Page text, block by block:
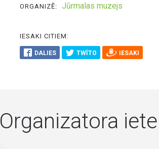
ORGANIZĒ: Jūrmalas muzejs
IESAKI CITIEM:
DALIES TWĪTO IESAKI
Organizatora